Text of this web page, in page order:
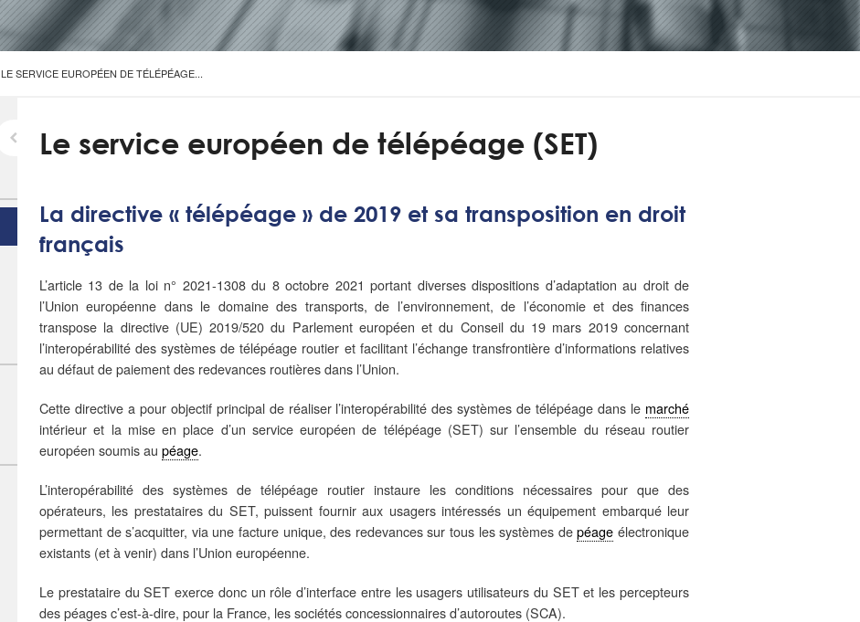
LE SERVICE EUROPÉEN DE TÉLÉPÉAGE...
Le service européen de télépéage (SET)
La directive « télépéage » de 2019 et sa transposition en droit
français
L’article 13 de la loi n° 2021-1308 du 8 octobre 2021 portant diverses dispositions d’adaptation au droit de
l’Union européenne dans le domaine des transports, de l’environnement, de l’économie et des finances
transpose la directive (UE) 2019/520 du Parlement européen et du Conseil du 19 mars 2019 concernant
l’interopérabilité des systèmes de télépéage routier et facilitant l’échange transfrontière d’informations relatives
au défaut de paiement des redevances routières dans l’Union.
Cette directive a pour objectif principal de réaliser l’interopérabilité des systèmes de télépéage dans le marché
intérieur et la mise en place d’un service européen de télépéage (SET) sur l’ensemble du réseau routier
européen soumis au péage.
L’interopérabilité des systèmes de télépéage routier instaure les conditions nécessaires pour que des
opérateurs, les prestataires du SET, puissent fournir aux usagers intéressés un équipement embarqué leur
permettant de s’acquitter, via une facture unique, des redevances sur tous les systèmes depéage électronique
existants (et à venir) dans l’Union européenne.
Le prestataire du SET exerce donc un rôle d’interface entre les usagers utilisateurs du SET et les percepteurs
des péages c’est-à-dire, pour la France, les sociétés concessionnaires d’autoroutes (SCA).